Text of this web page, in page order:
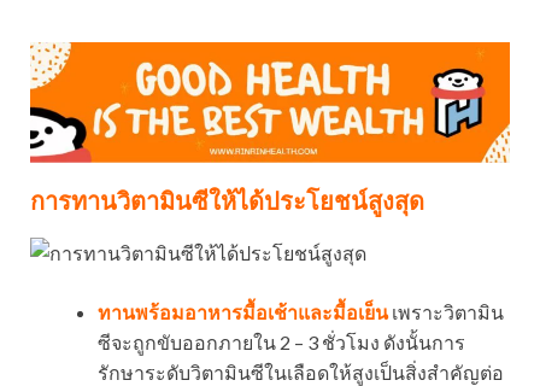
การทานวิตามินซีให้ได้ประโยชน์สูงสุด
ทานพร้อมอาหารมื้อเช้าและมื้อเย็นเพราะวิตามิน
ซีจะถูกขับออกภายใน 2 – 3 ชั่วโมง ดังนั้นการ
รักษาระดับวิตามินซีในเลือดให้สูงเป็นสิ่งสำคัญต่อ